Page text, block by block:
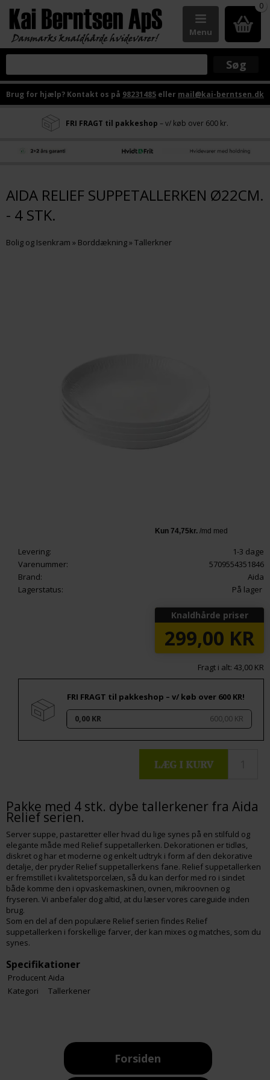
0
Menu
Brug for hjælp? Kontakt os på 98231485 eller mail@kai-berntsen.dk
FRI FRAGT til pakkeshop – v/ køb over 600 kr.
AIDA RELIEF SUPPETALLERKEN Ø22CM.
- 4 STK.
Bolig og Isenkram » Borddækning» Tallerkner
Levering:
1-3 dage
Varenummer:
5709554351846
Brand:
Aida
Lagerstatus:
På lager
Knaldhårde priser
299,00 KR
Fragt i alt: 43,00 KR
FRI FRAGT til pakkeshop – v/ køb over 600 KR!
0,00 KR 600,00 KR
Pakke med 4 stk. dybe tallerkener fra Aida
Relief serien.
Server suppe, pastaretter eller hvad du lige synes på en stilfuld og
elegante måde med Relief suppetallerken. Dekorationen er tidløs,
diskret og har et moderne og enkelt udtryk i form af den dekorative
detalje, der pryder Relief suppetallerkens fane. Relief suppetallerken
er fremstillet i kvalitetsporcelæn, så du kan derfor med ro i sindet
både komme den i opvaskemaskinen, ovnen, mikroovnen og
fryseren. Vi anbefaler dog altid, at du læser vores careguide inden
brug.
Som en del af den populære Relief serien findes Relief
suppetallerken i forskellige farver, der kan mixes og matches, som du
synes.
Specifikationer
Producent Aida
Kategori
Tallerkener
Forsiden